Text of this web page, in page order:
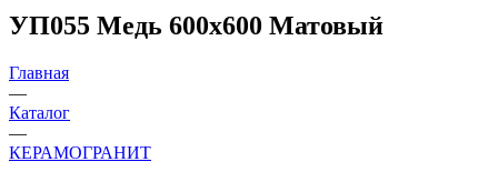
УП055 Медь 600x600 Матовый
Главная
—
Каталог
—
КЕРАМОГРАНИТ